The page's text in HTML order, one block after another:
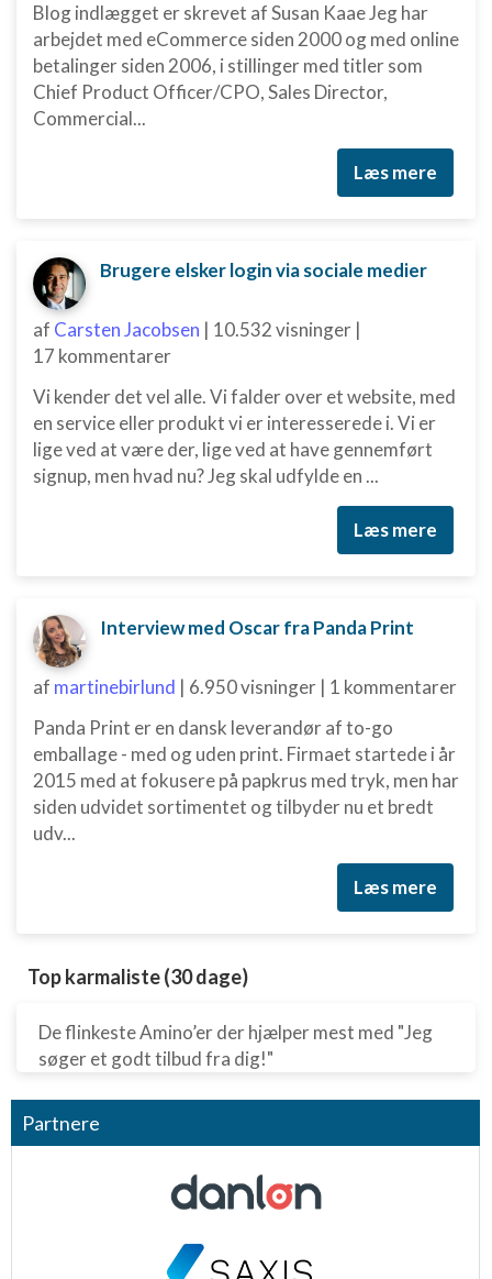
Blog indlægget er skrevet af Susan Kaae Jeg har
arbejdet med eCommerce siden 2000 og med online
betalinger siden 2006, i stillinger med titler som
Chief Product Officer/CPO, Sales Director,
Commercial...
Læs mere
Brugere elsker login via sociale medier
af Carsten Jacobsen | 10.532 visninger |
17 kommentarer
Vi kender det vel alle. Vi falder over et website, med
en service eller produkt vi er interesserede i. Vi er
lige ved at være der, lige ved at have gennemført
signup, men hvad nu? Jeg skal udfylde en ...
Læs mere
Interview med Oscar fra Panda Print
af martinebirlund | 6.950 visninger | 1 kommentarer
Panda Print er en dansk leverandør af to-go
emballage - med og uden print. Firmaet startede i år
2015 med at fokusere på papkrus med tryk, men har
siden udvidet sortimentet og tilbyder nu et bredt
udv...
Læs mere
Top karmaliste (30 dage)
De flinkeste Amino’er der hjælper mest med "Jeg
søger et godt tilbud fra dig!"
Partnere
Annoncering / marketing